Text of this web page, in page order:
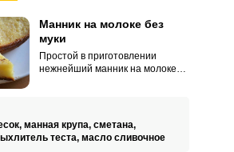
Манник на молоке без
муки
Простой в приготовлении
нежнейший манник на молоке
воздушность выпечки не
оставят равнодушными даже
самых строгих критиков.
манная крупа, сметана,
теста, масло сливочное